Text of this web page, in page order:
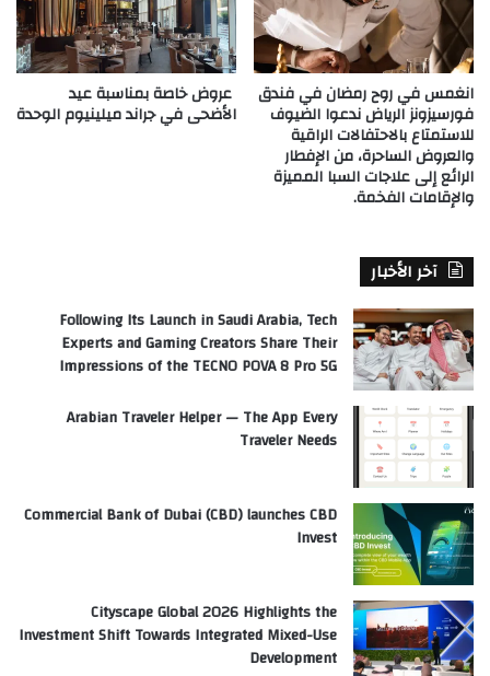
انغمس في روح رمضان في فندق
فورسيزونز الرياض ندعوا الضيوف
للاستمتاع بالاحتفالات الراقية
والعروض الساحرة، من الإفطار
الرائع إلى علاجات السبا المميزة
والإقامات الفخمة.
عروض خاصة بمناسبة عيد
الأضحى في جراند ميلينيوم الوحدة
آخر الأخبار
Following Its Launch in Saudi Arabia, Tech
Experts and Gaming Creators Share Their
Impressions of the TECNO POVA 8 Pro 5G
Arabian Traveler Helper — The App Every
Traveler Needs
Commercial Bank of Dubai (CBD) launches CBD
Invest
Cityscape Global 2026 Highlights the
Investment Shift Towards Integrated Mixed-Use
Development